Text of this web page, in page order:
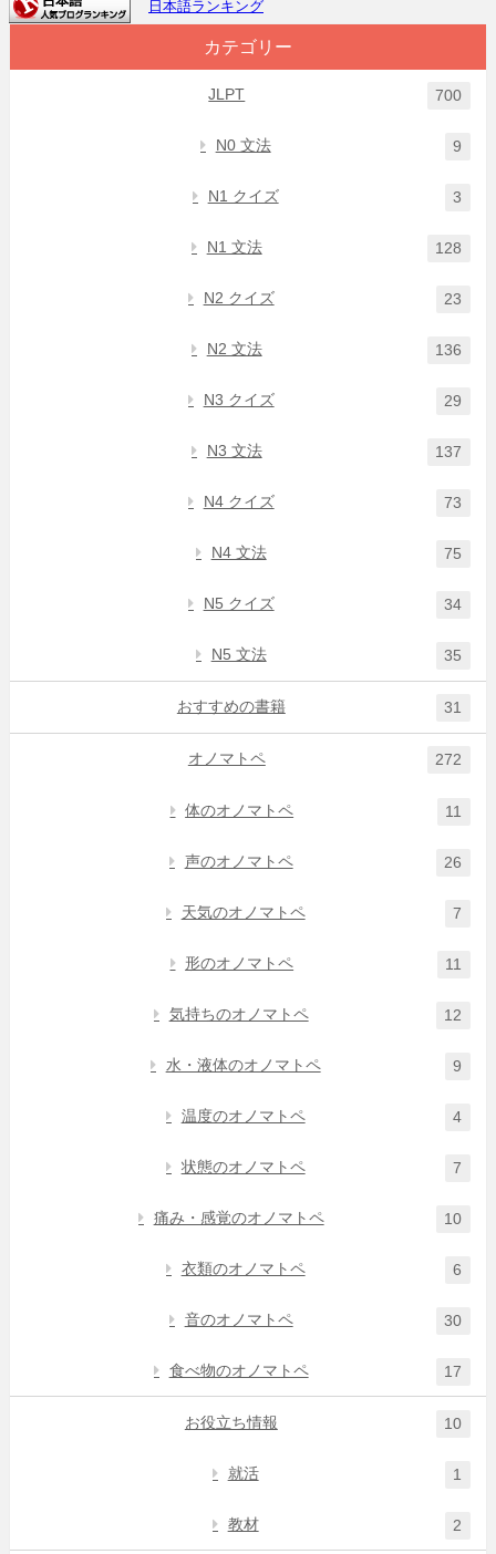
日本語ランキング
カテゴリー
JLPT 700
N0 文法 9
N1 クイズ 3
N1 文法 128
N2 クイズ 23
N2 文法 136
N3 クイズ 29
N3 文法 137
N4 クイズ 73
N4 文法 75
N5 クイズ 34
N5 文法 35
おすすめの書籍 31
オノマトペ 272
体のオノマトペ 11
声のオノマトペ 26
天気のオノマトペ 7
形のオノマトペ 11
気持ちのオノマトペ 12
水・液体のオノマトペ 9
温度のオノマトペ 4
状態のオノマトペ 7
痛み・感覚のオノマトペ 10
衣類のオノマトペ 6
音のオノマトペ 30
食べ物のオノマトペ 17
お役立ち情報 10
就活 1
教材 2